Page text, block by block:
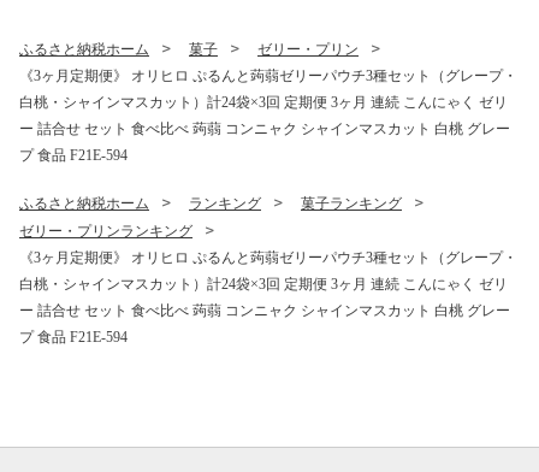
ふるさと納税ホーム 菓子
ゼリー・プリン
《3ヶ月定期便》 オリヒロ ぷるんと蒟蒻ゼリーパウチ3種セット（グレープ・
白桃・シャインマスカット）計24袋×3回 定期便 3ヶ月 連続 こんにゃく ゼリ
ー 詰合せ セット 食べ比べ 蒟蒻 コンニャク シャインマスカット 白桃 グレー
プ 食品 F21E-594
ふるさと納税ホーム ランキング
菓子ランキング
ゼリー・プリンランキング
《3ヶ月定期便》 オリヒロ ぷるんと蒟蒻ゼリーパウチ3種セット（グレープ・
白桃・シャインマスカット）計24袋×3回 定期便 3ヶ月 連続 こんにゃく ゼリ
ー 詰合せ セット 食べ比べ 蒟蒻 コンニャク シャインマスカット 白桃 グレー
プ 食品 F21E-594